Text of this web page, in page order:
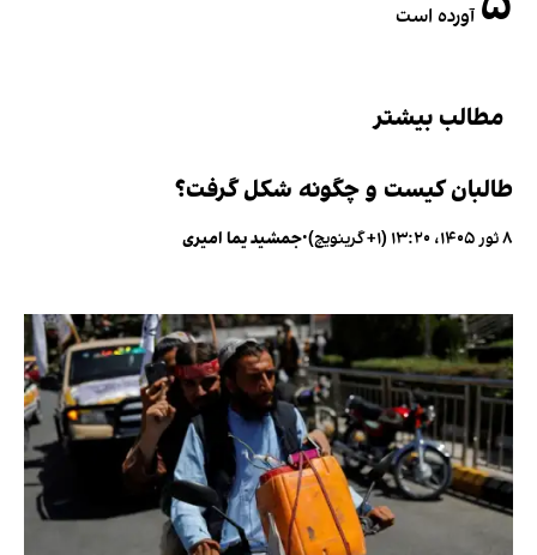
آورده است
مطالب بیشتر
طالبان کیست و چگونه شکل گرفت؟
۸ ثور ۱۴۰۵، ۱۳:۲۰ (‎+۱ گرینویچ) •جمشید یما امیری